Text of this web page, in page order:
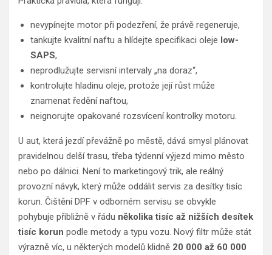
nevypínejte motor při podezření, že právě regeneruje,
tankujte kvalitní naftu a hlídejte specifikaci oleje low-
SAPS,
neprodlužujte servisní intervaly „na doraz“,
kontrolujte hladinu oleje, protože její růst může
znamenat ředění naftou,
neignorujte opakované rozsvícení kontrolky motoru.
U aut, která jezdí převážně po městě, dává smysl plánovat
pravidelnou delší trasu, třeba týdenní výjezd mimo město
nebo po dálnici. Není to marketingový trik, ale reálný
provozní návyk, který může oddálit servis za desítky tisíc
korun. Čištění DPF v odborném servisu se obvykle
pohybuje přibližně v řádu několika tisíc až nižších desítek
tisíc korun podle metody a typu vozu. Nový filtr může stát
výrazně víc, u některých modelů klidně 20 000 až 60 000